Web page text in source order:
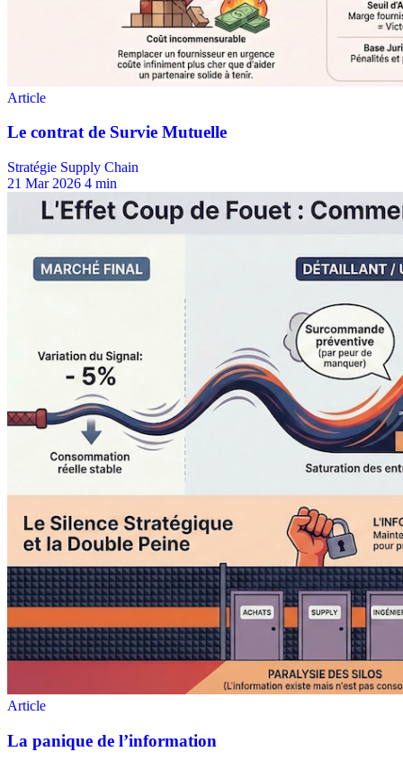
Stratégie Supply Chain
21 Mar 2026 4 min